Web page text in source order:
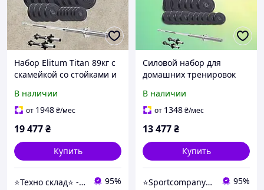
Набор Elitum Titan 89кг с
скамейкой со стойками и
штангой и гантелями
В наличии
от 1948₴/мес
19 477₴
Купить
⭐️Техно склад⭐️ - лідери продажів продукції, завдяки новим технологіям. 95%
Силовой набор для
домашних тренировок
многофункциональной
скамейкой HS-1065HB Pro
В наличии
от 1348₴/мес
13 477₴
Купить
⭐️Sportcompany⭐️ Інтернет магазин спортивних товарів⭐️ 95%